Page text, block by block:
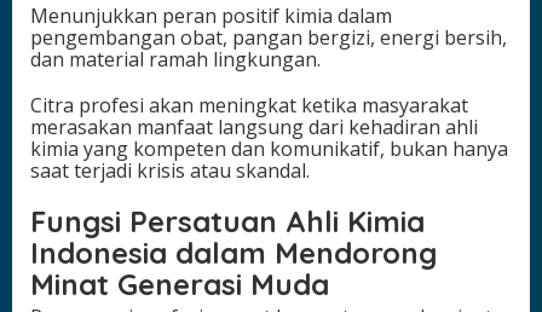
Menunjukkan peran positif kimia dalam
pengembangan obat, pangan bergizi, energi bersih,
dan material ramah lingkungan.
Citra profesi akan meningkat ketika masyarakat
merasakan manfaat langsung dari kehadiran ahli
kimia yang kompeten dan komunikatif, bukan hanya
saat terjadi krisis atau skandal.
Fungsi Persatuan Ahli Kimia
Indonesia dalam Mendorong
Minat Generasi Muda